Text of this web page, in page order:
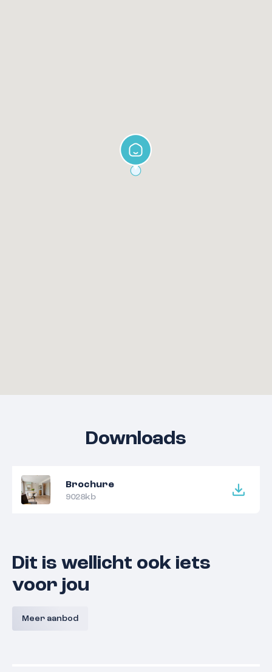
Downloads
Brochure
9028kb
Dit is wellicht ook iets
voor jou
Meer aanbod